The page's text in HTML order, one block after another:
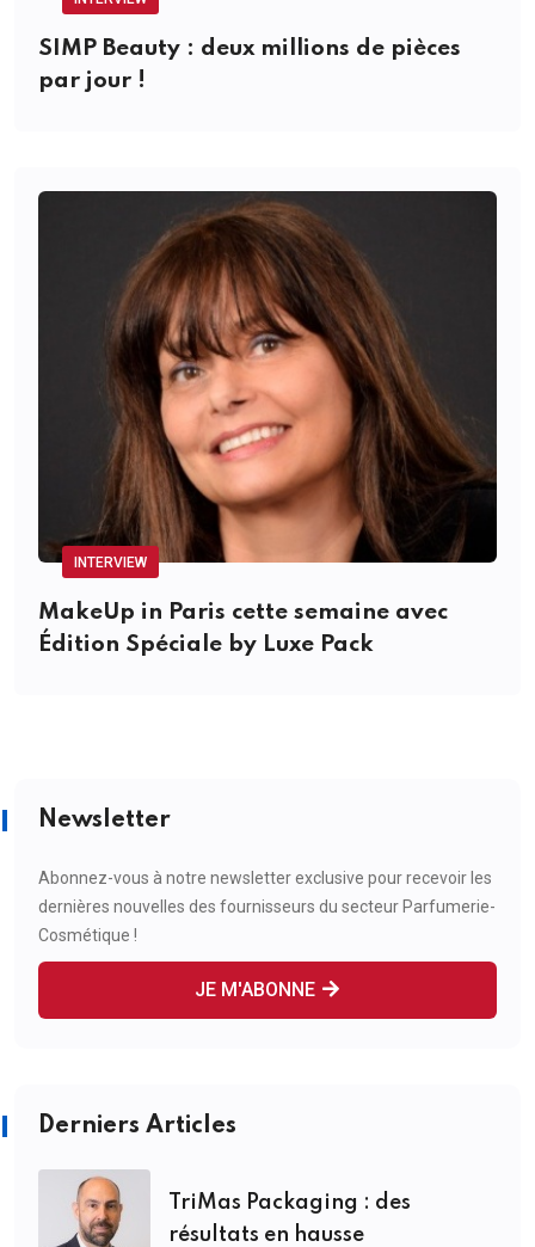
SIMP Beauty : deux millions de pièces
par jour !
INTERVIEW
MakeUp in Paris cette semaine avec
Édition Spéciale by Luxe Pack
Newsletter
Abonnez-vous à notre newsletter exclusive pour recevoir les
dernières nouvelles des fournisseurs du secteur Parfumerie-
Cosmétique !
JE M'ABONNE
Derniers Articles
TriMas Packaging : des
résultats en hausse